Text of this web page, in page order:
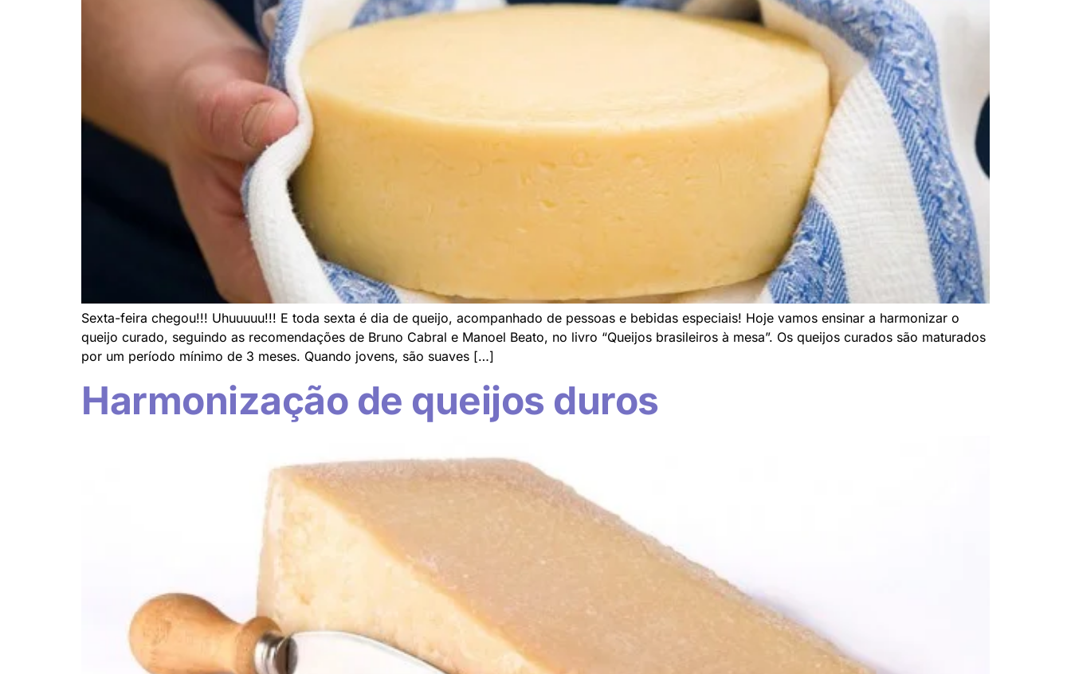
Sexta-feira chegou!!! Uhuuuuu!!! E toda sexta é dia de queijo, acompanhado de pessoas e bebidas especiais! Hoje vamos ensinar a harmonizar o
queijo curado, seguindo as recomendações de Bruno Cabral e Manoel Beato, no livro “Queijos brasileiros à mesa”. Os queijos curados são maturados
por um período mínimo de 3 meses. Quando jovens, são suaves […]
Harmonização de queijos duros